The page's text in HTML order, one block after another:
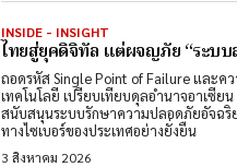
INSIDE - INSIGHT
ไทยสู่ยุคดิจิทัล แต่ผจญภัย “ระบบ
ถอดรหัส Single Point of Failure และค
เทคโนโลยี เปรียบเทียบดุลอำนาจอาเซีย
สนับสนุนระบบรักษาความปลอดภัยอัจฉริ
ทางไซเบอร์ของประเทศอย่างยั่งยืน
3 สิงหาคม 2026